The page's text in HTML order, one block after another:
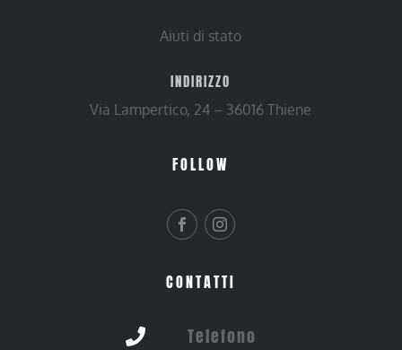
Aiuti di stato
INDIRIZZO
Via Lampertico, 24 – 36016 Thiene
FOLLOW
CONTATTI
 Telefono